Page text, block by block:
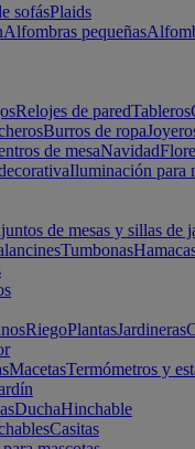
sofásPlaids
Alfombras pequeñas
Relojes de paredTableros
Burros de ropa
de mesaNavidad
Iluminación para
de mesas y sillas de
Tumbonas
RiegoPlantasJardineras
MacetasTermómetros y
DuchaHinchable
Casitas